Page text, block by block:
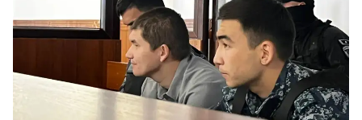
+7 701 220 64 52
Пошта
zhasalash100@gmail.com